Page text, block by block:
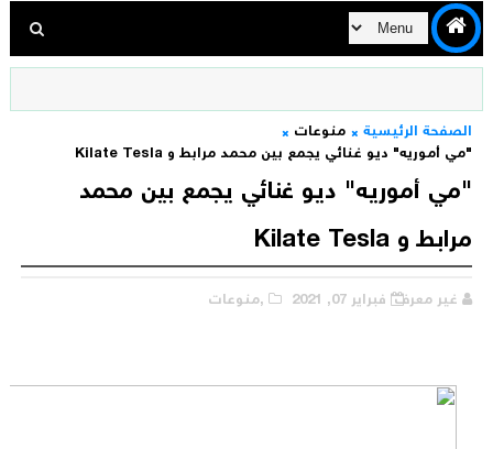
الصفحة الرئيسية
منوعات
"مي أموريه" ديو غنائي يجمع بين محمد مرابط و Kilate Tesla
"مي أموريه" ديو غنائي يجمع بين محمد
مرابط و Kilate Tesla
غير معرف فبراير 07, 2021 ,منوعات